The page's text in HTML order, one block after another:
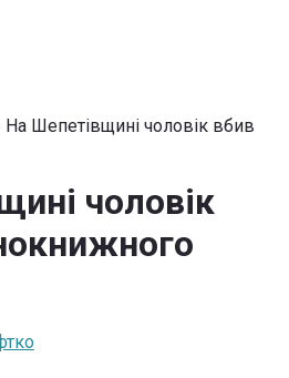
На Шепетівщині чоловік вбив
чоловік